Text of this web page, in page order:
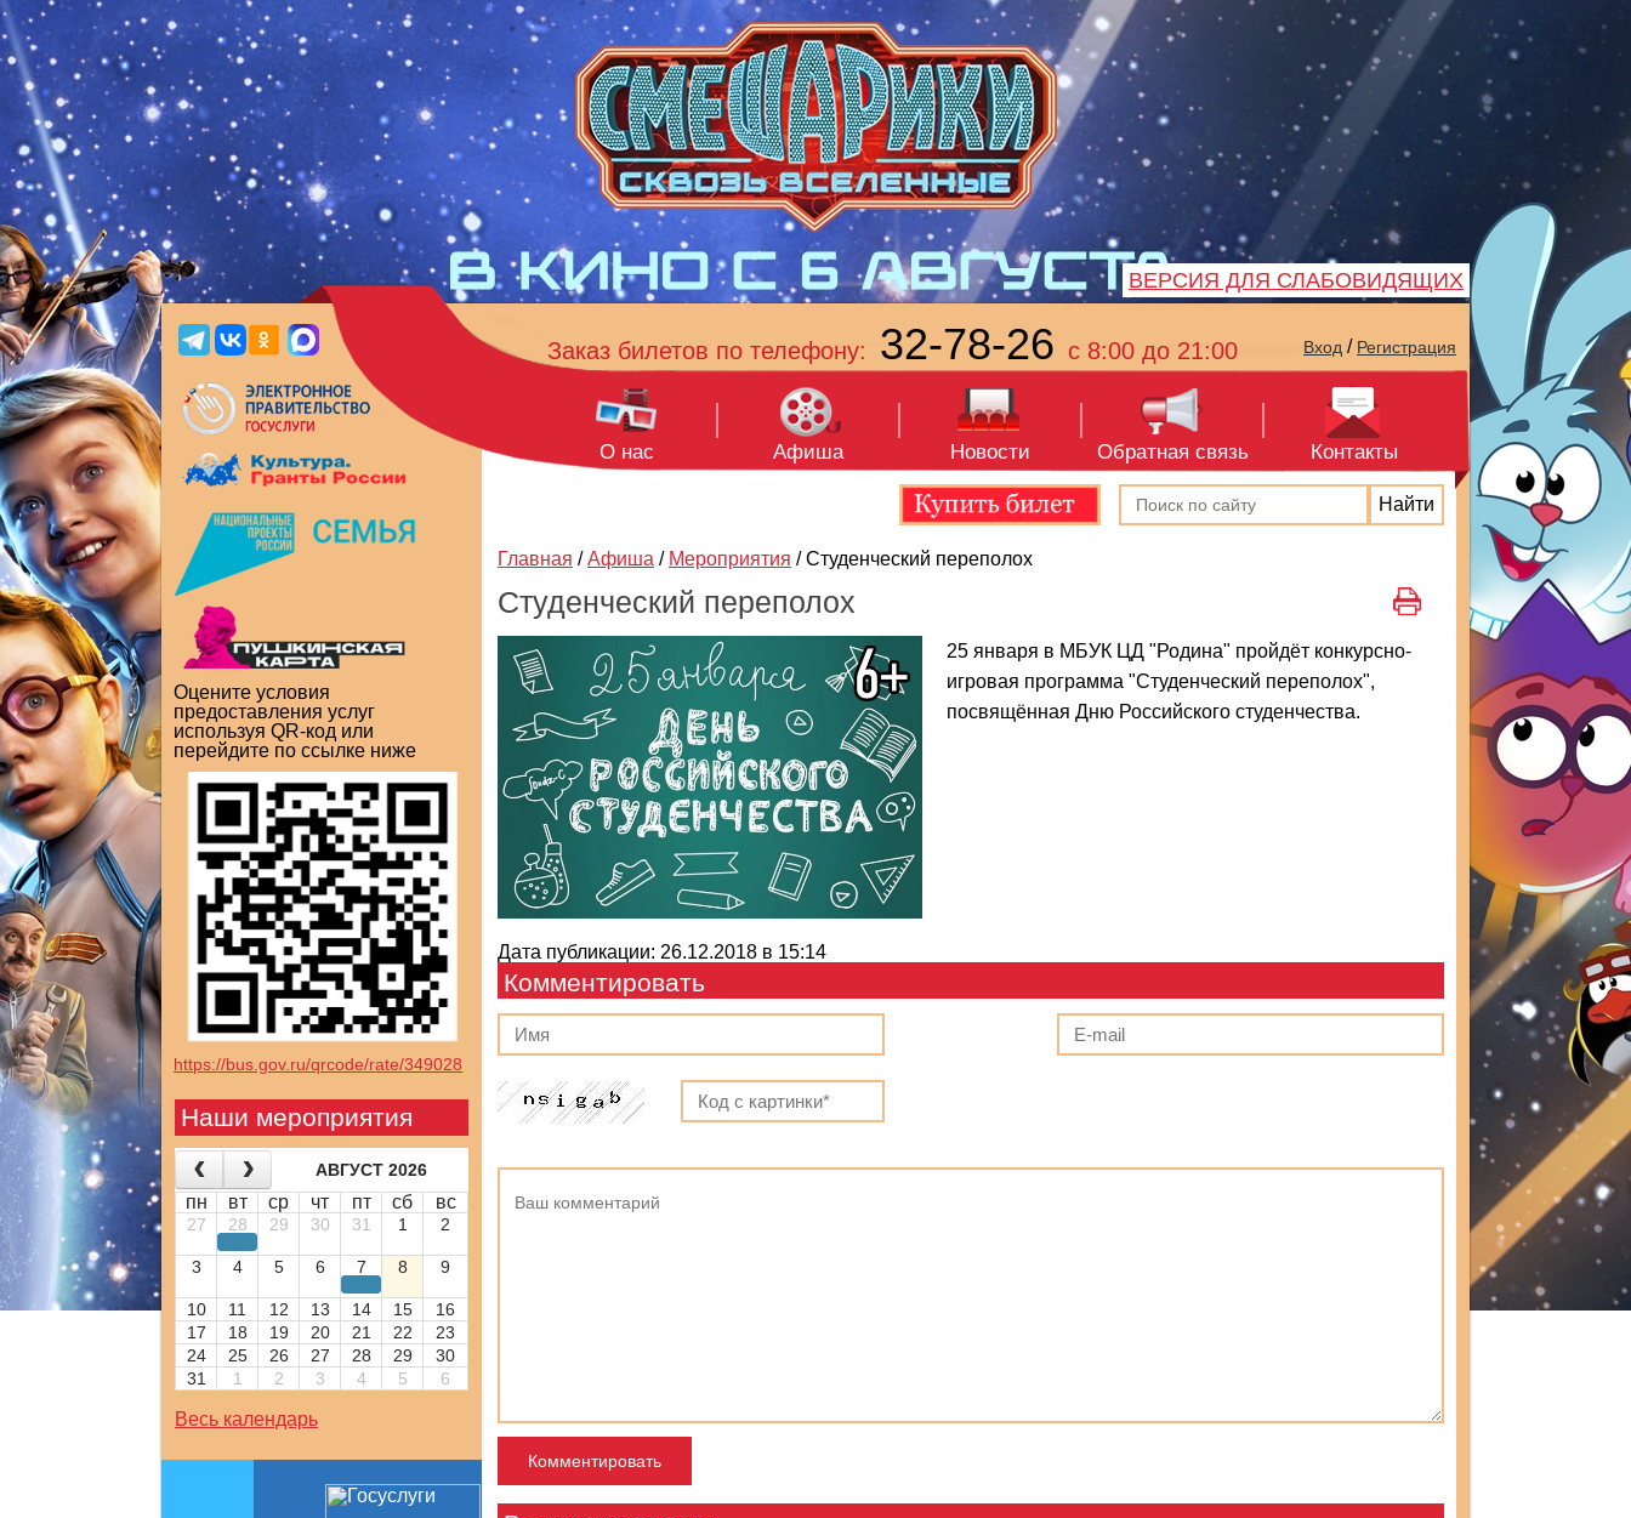
ВЕРСИЯ ДЛЯ СЛАБОВИДЯЩИХ
Оцените условия
предоставления услуг
используя QR-код или
перейдите по ссылке ниже
https://bus.gov.ru/qrcode/rate/349028
Наши мероприятия
АВГУСТ 2026
пн вт ср чт пт сб вс
27 28 29 30 31 1 2
3 4 5 6 7 8 9
10 11 12 13 14 15
16
17
18 19 20 21 22
23
24
25 26 27 28 29
30
31
1 2 3 4 5 6
Весь календарь
Заказ билетов по телефону: 32-78-26 с 8:00 до 21:00 Вход / Регистрация
О нас Афиша Новости Обратная связь Контакты
Главная / Афиша / Мероприятия / Студенческий переполох
Студенческий переполох
25 января в МБУК ЦД "Родина" пройдёт конкурсно-
игровая программа "Студенческий переполох",
посвящённая Дню Российского студенчества.
Дата публикации: 26.12.2018 в 15:14
Комментировать